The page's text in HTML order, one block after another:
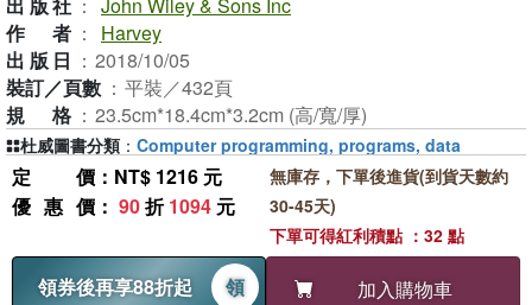
作者 ：
Harvey
出版日 ： 2018/10/05
裝訂／頁數 ： 平裝／432頁
規格 ： 23.5cm*18.4cm*3.2cm (高/寬/厚)
定價 ：NT$ 1216 元
優惠價 ： 90折1094 元
領券後再享88折起 領 加入購物車
無庫存，下單後進貨(到貨天數約
30-45天)
下單可得紅利積點 ：32 點
杜威圖書分類 ： Computer programming, programs, data